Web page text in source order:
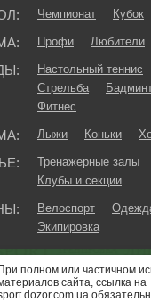
Чемпионат Кубок
Профи Любители
Настольный теннис
Стрельба
Фитнес
Лыжи Коньки
Тренажерные залы
Клубы и секции
Велоспорт
Экипировка
При полном или частичном
сайта, ссылка на